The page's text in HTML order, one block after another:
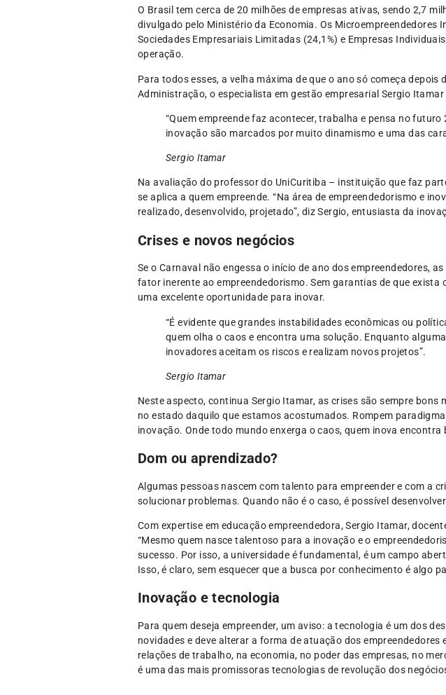
O Brasil tem cerca de 20 milhões de empresas ativas, sendo 2,7
divulgado pelo Ministério da Economia. Os Microempreendedores
Sociedades Empresariais Limitadas (24,1%) e Empresas
operação.
Para todos esses, a velha máxima de que o ano só começa
Administração, o especialista em gestão empresarial Sergio Itamar
“Quem empreende faz acontecer, trabalha e pensa no
inovação são marcados por muito dinamismo e uma das
Sergio Itamar
Na avaliação do professor do UniCuritiba – instituição que faz
se aplica a quem empreende. “Na área de empreendedorismo e
realizado, desenvolvido, projetado”, diz Sergio, entusiasta da
Crises e novos negócios
Se o Carnaval não engessa o início de ano dos empreendedores,
fator inerente ao empreendedorismo. Sem garantias de que exista
uma excelente oportunidade para inovar.
“É evidente que grandes instabilidades econômicas ou
quem olha o caos e encontra uma solução. Enquanto
inovadores aceitam os riscos e realizam novos projetos”.
Sergio Itamar
Neste aspecto, continua Sergio Itamar, as crises são sempre
no estado daquilo que estamos acostumados. Rompem
inovação. Onde todo mundo enxerga o caos, quem inova encontra
Dom ou aprendizado?
Algumas pessoas nascem com talento para empreender e com a
solucionar problemas. Quando não é o caso, é possível
Com expertise em educação empreendedora, Sergio Itamar,
“Mesmo quem nasce talentoso para a inovação e o
sucesso. Por isso, a universidade é fundamental, é um campo
Isso, é claro, sem esquecer que a busca por conhecimento é algo
Inovação e tecnologia
Para quem deseja empreender, um aviso: a tecnologia é um dos
novidades e deve alterar a forma de atuação dos
relações de trabalho, na economia, no poder das empresas, no
é uma das mais promissoras tecnologias de revolução dos